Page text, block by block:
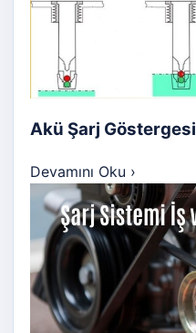
Akü Şarj Göstergesi
Devamını Oku ›